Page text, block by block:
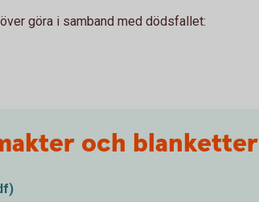
göra i samband med dödsfallet:
och blanketter